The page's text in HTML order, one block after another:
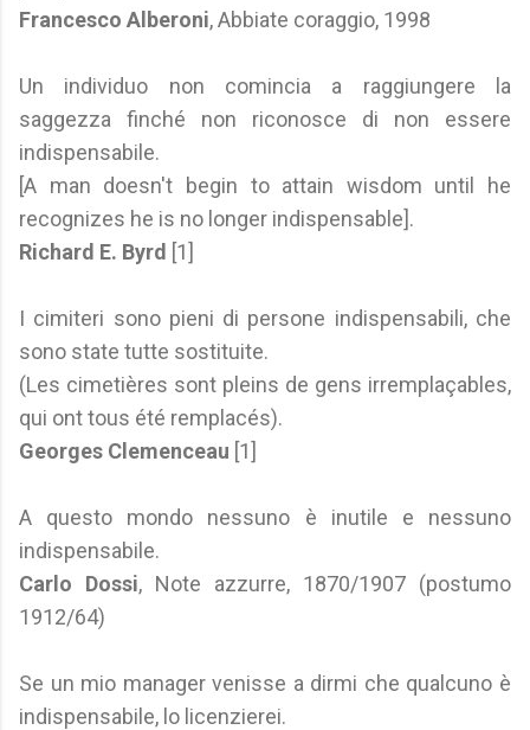
Francesco Alberoni, Abbiate coraggio, 1998
Un individuo non comincia a raggiungere la
saggezza finché non riconosce di non essere
indispensabile.
[A man doesn't begin to attain wisdom until he
recognizes he is no longer indispensable].
Richard E. Byrd [1]
I cimiteri sono pieni di persone indispensabili, che
sono state tutte sostituite.
(Les cimetières sont pleins de gens irremplaçables,
qui ont tous été remplacés).
Georges Clemenceau [1]
A questo mondo nessuno è inutile e nessuno
indispensabile.
Carlo Dossi, Note azzurre, 1870/1907 (postumo
1912/64)
Se un mio manager venisse a dirmi che qualcuno è
indispensabile, lo licenzierei.